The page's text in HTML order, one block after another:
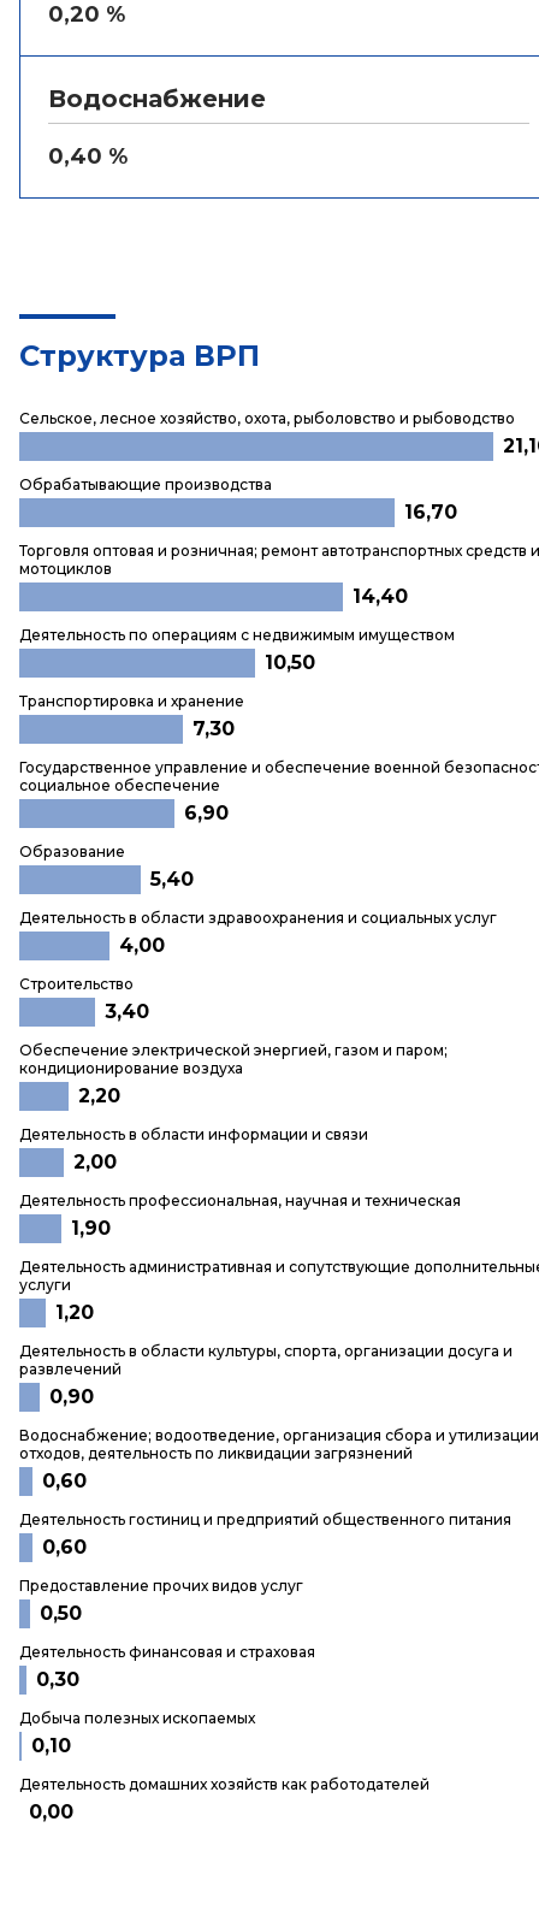
0,20 %
Водоснабжение
0,40 %
Структура ВРП
Сельское, лесное хозяйство, охота, рыболовство и рыбоводство
Обрабатывающие производства
16,70
Торговля оптовая и розничная; ремонт автотранспортных средств и
мотоциклов
14,40
Деятельность по операциям с недвижимым имуществом
10,50
Транспортировка и хранение
7,30
Государственное управление и обеспечение военной
социальное обеспечение
6,90
Образование
5,40
Деятельность в области здравоохранения и социальных услуг
4,00
Строительство
3,40
Обеспечение электрической энергией, газом и паром;
кондиционирование воздуха
2,20
Деятельность в области информации и связи
2,00
Деятельность профессиональная, научная и техническая
1,90
Деятельность административная и сопутствующие
услуги
1,20
Деятельность в области культуры, спорта, организации досуга и
развлечений
0,90
Водоснабжение; водоотведение, организация сбора и утилизации
отходов, деятельность по ликвидации загрязнений
0,60
Деятельность гостиниц и предприятий общественного питания
0,60
Предоставление прочих видов услуг
0,50
Деятельность финансовая и страховая
0,30
Добыча полезных ископаемых
0,10
Деятельность домашних хозяйств как работодателей
0,00